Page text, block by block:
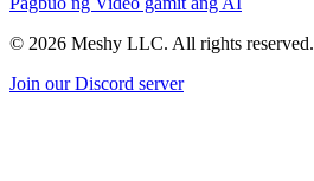
© 2026 Meshy LLC. All rights reserved.
Join our Discord server